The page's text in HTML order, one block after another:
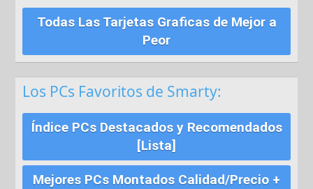
Todas Las Tarjetas Graficas de Mejor a
Peor
Los PCs Favoritos de Smarty:
Índice PCs Destacados y Recomendados
[Lista]
Mejores PCs Montados Calidad/Precio +